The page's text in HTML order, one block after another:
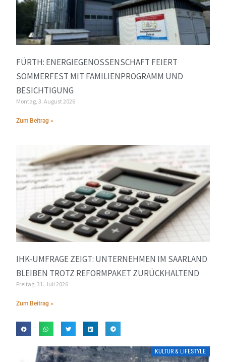
FÜRTH: ENERGIEGENOSSENSCHAFT FEIERT
SOMMERFEST MIT FAMILIENPROGRAMM UND
BESICHTIGUNG
Montag, 3. August 2026
Zum Beitrag »
IHK-UMFRAGE ZEIGT: UNTERNEHMEN IM SAARLAND
BLEIBEN TROTZ REFORMPAKET ZURÜCKHALTEND
Freitag, 31. Juli 2026
Zum Beitrag »
KULTUR & LIFESTYLE